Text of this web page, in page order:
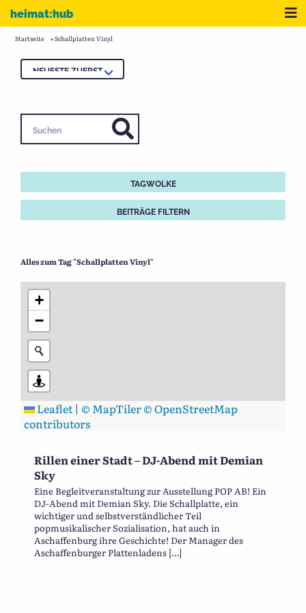
Zum Inhalt
heimat:hub
Startseite »Schallplatten Vinyl
TAGWOLKE
BEITRÄGE FILTERN
Alles zum Tag "Schallplatten Vinyl"
+
−
Leaflet | © MapTiler© OpenStreetMap
contributors
Rillen einer Stadt – DJ-Abend mit Demian
Sky
Eine Begleitveranstaltung zur Ausstellung POP AB! Ein
DJ-Abend mit Demian Sky. Die Schallplatte, ein
wichtiger und selbstverständlicher Teil
popmusikalischer Sozialisation, hat auch in
Aschaffenburg ihre Geschichte! Der Manager des
Aschaffenburger Plattenladens […]